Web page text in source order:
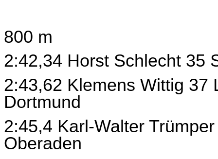
800 m
2:42,34 Horst Schlecht 35
2:43,62 Klemens Wittig 37
Dortmund
2:45,4 Karl-Walter
Oberaden